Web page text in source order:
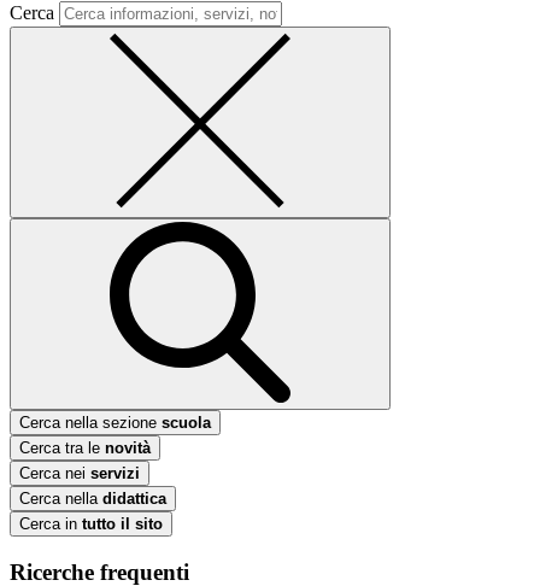
Cerca
Cerca nella sezione scuola
Cerca tra le novità
Cerca nei servizi
Cerca nella didattica
Cerca in tutto il sito
Ricerche frequenti